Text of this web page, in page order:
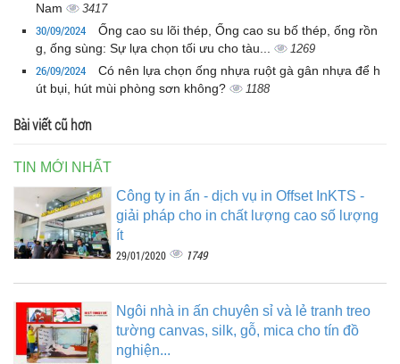
Nam
3417
30/09/2024
Ống cao su lõi thép, Ống cao su bố thép, ống rồn
g, ống sùng: Sự lựa chọn tối ưu cho tàu...
1269
26/09/2024
Có nên lựa chọn ống nhựa ruột gà gân nhựa để h
út bụi, hút mùi phòng sơn không?
1188
Bài viết cũ hơn
TIN MỚI NHẤT
Công ty in ấn - dịch vụ in Offset InKTS -
giải pháp cho in chất lượng cao số lượng
ít
29/01/2020 1749
Ngôi nhà in ấn chuyên sỉ và lẻ tranh treo
tường canvas, silk, gỗ, mica cho tín đồ
nghiện...